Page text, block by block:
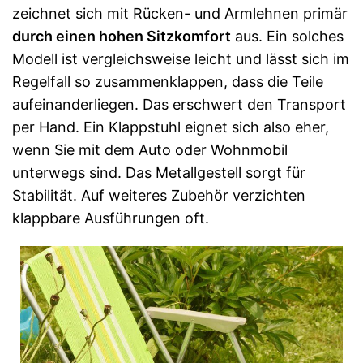
zeichnet sich mit Rücken- und Armlehnen primär
durch einen hohen Sitzkomfort aus. Ein solches
Modell ist vergleichsweise leicht und lässt sich im
Regelfall so zusammenklappen, dass die Teile
aufeinanderliegen. Das erschwert den Transport
per Hand. Ein Klappstuhl eignet sich also eher,
wenn Sie mit dem Auto oder Wohnmobil
unterwegs sind. Das Metallgestell sorgt für
Stabilität. Auf weiteres Zubehör verzichten
klappbare Ausführungen oft.